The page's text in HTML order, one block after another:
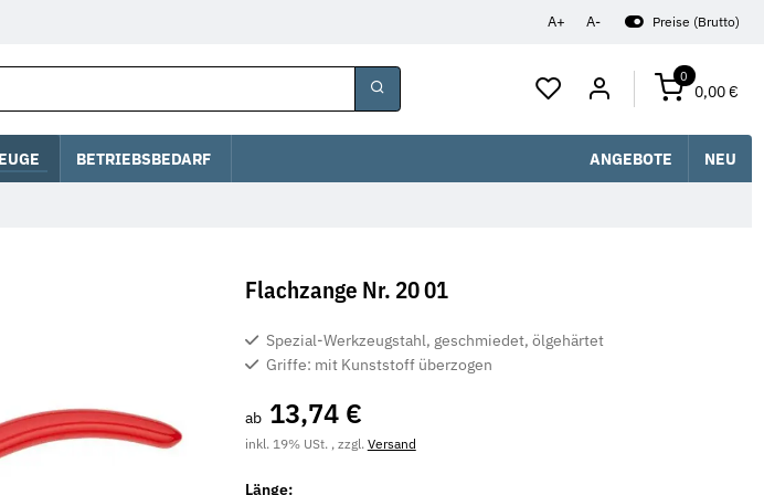
A+ A- Preise (Brutto)
0
0,00 €
BETRIEBSBEDARF ANGEBOTE NEU
Flachzange Nr. 20 01
Spezial-Werkzeugstahl, geschmiedet, ölgehärtet
Griffe: mit Kunststoff überzogen
ab 13,74 €
inkl. 19% USt. , zzgl. Versand
Länge: